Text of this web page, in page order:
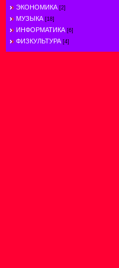
ЭКОНОМИКА [2]
МУЗЫКА [18]
ИНФОРМАТИКА [6]
ФИЗКУЛЬТУРА [4]